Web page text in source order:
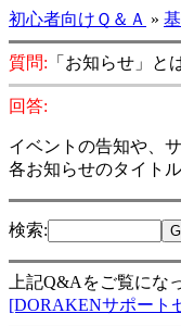
初心者向けＱ＆Ａ »
質問: 「お知らせ」と
回答:
イベントの告知や、
各お知らせのタイト
検索:
上記Q&Aをご覧にな
[DORAKENサポート